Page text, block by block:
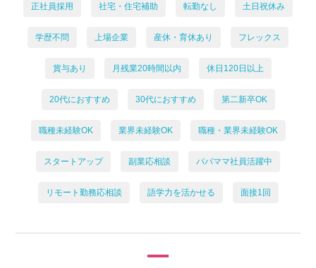
正社員採用 社宅・住宅補助 転勤なし 土日祝休み
学歴不問 上場企業 産休・育休あり フレックス
賞与あり 月残業20時間以内 休日120日以上
20代におすすめ 30代におすすめ 第二新卒OK
職種未経験OK 業界未経験OK 職種・業界未経験OK
スタートアップ 副業応相談 パパママ社員活躍中
リモート勤務応相談 語学力を活かせる 面接1回